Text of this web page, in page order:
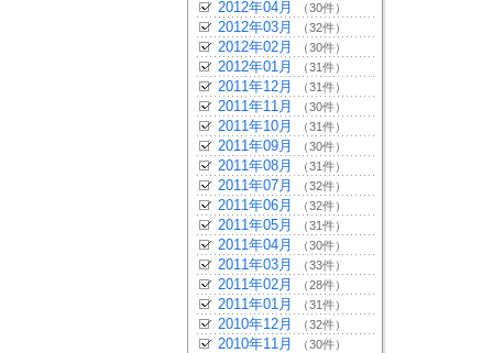
2012年04月 （30件）
2012年03月 （32件）
2012年02月 （30件）
2012年01月 （31件）
2011年12月 （31件）
2011年11月 （30件）
2011年10月 （31件）
2011年09月 （30件）
2011年08月 （31件）
2011年07月 （32件）
2011年06月 （32件）
2011年05月 （31件）
2011年04月 （30件）
2011年03月 （33件）
2011年02月 （28件）
2011年01月 （31件）
2010年12月 （32件）
2010年11月 （30件）